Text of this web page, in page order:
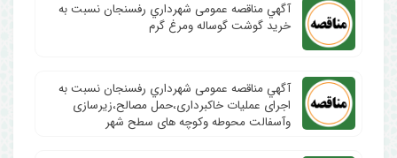
آگهي مناقصه عمومی شهرداري رفسنجان نسبت به
خرید گوشت گوساله ومرغ گرم
آگهي مناقصه عمومی شهرداري رفسنجان نسبت به
اجرای عملیات خاکبرداری،حمل مصالح،زیرسازی
وآسفالت محوطه وکوچه های سطح شهر